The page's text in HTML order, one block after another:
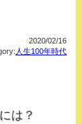
2020/02/16
人生100年時代
は？